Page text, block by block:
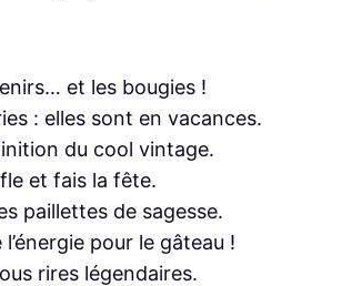
et les bougies !
: elles sont en vacances.
du cool vintage.
et fais la fête.
paillettes de sagesse.
pour le gâteau !
rires légendaires.